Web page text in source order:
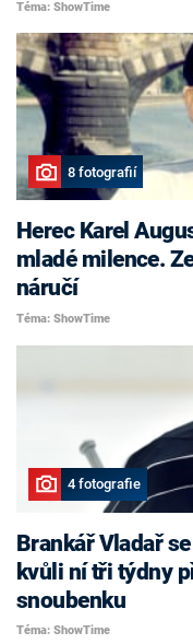
Téma: ShowTime
8 fotografií
Herec Karel
mladé milence.
náručí
Téma: ShowTime
4 fotografie
Brankář Vladař
kvůli ní tři týdny
snoubenku
Téma: ShowTime